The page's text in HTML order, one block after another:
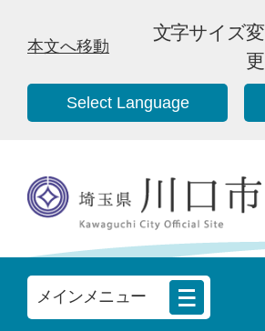
本文へ移動
文字サイズ変
更
Select Language
メインメニュー